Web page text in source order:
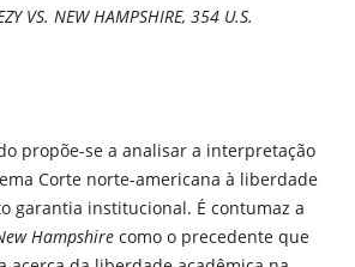
VS. NEW HAMPSHIRE, 354 U.S.
propõe-se a analisar a interpretação
Corte norte-americana à liberdade
garantia institucional. É contumaz a
Hampshirecomo o precedente que